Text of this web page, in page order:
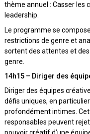
thème annuel : Casser les
leadership.
Le programme se
restrictions de genre et
sortent des attentes et
genre.
14h15 – Diriger des
Diriger des équipes
défis uniques, en
profondément intimes.
responsables peuvent